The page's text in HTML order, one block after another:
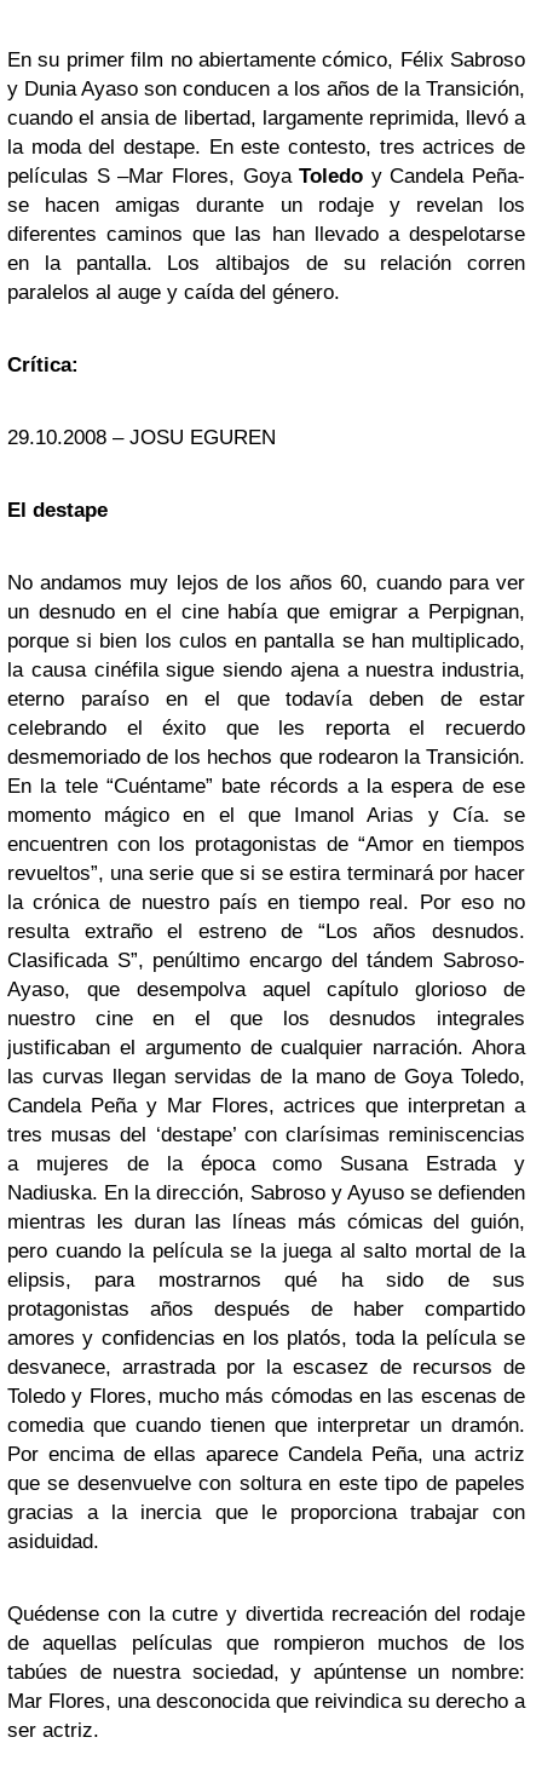
En su primer film no abiertamente cómico, Félix Sabroso
y Dunia Ayaso son conducen a los años de la Transición,
cuando el ansia de libertad, largamente reprimida, llevó a
la moda del destape. En este contesto, tres actrices de
películas S –Mar Flores, GoyaToledo y Candela Peña-
se hacen amigas durante un rodaje y revelan los
diferentes caminos que las han llevado a despelotarse
en la pantalla. Los altibajos de su relación corren
paralelos al auge y caída del género.
Crítica:
29.10.2008 – JOSU EGUREN
El destape
No andamos muy lejos de los años 60, cuando para ver
un desnudo en el cine había que emigrar a Perpignan,
porque si bien los culos en pantalla se han multiplicado,
la causa cinéfila sigue siendo ajena a nuestra industria,
eterno paraíso en el que todavía deben de estar
celebrando el éxito que les reporta el recuerdo
desmemoriado de los hechos que rodearon la Transición.
En la tele “Cuéntame” bate récords a la espera de ese
momento mágico en el que Imanol Arias y Cía. se
encuentren con los protagonistas de “Amor en tiempos
revueltos”, una serie que si se estira terminará por hacer
la crónica de nuestro país en tiempo real. Por eso no
resulta extraño el estreno de “Los años desnudos.
Clasificada S”, penúltimo encargo del tándem Sabroso-
Ayaso, que desempolva aquel capítulo glorioso de
nuestro cine en el que los desnudos integrales
justificaban el argumento de cualquier narración. Ahora
las curvas llegan servidas de la mano de Goya Toledo,
Candela Peña y Mar Flores, actrices que interpretan a
tres musas del ‘destape’ con clarísimas reminiscencias
a mujeres de la época como Susana Estrada y
Nadiuska. En la dirección, Sabroso y Ayuso se defienden
mientras les duran las líneas más cómicas del guión,
pero cuando la película se la juega al salto mortal de la
elipsis, para mostrarnos qué ha sido de sus
protagonistas años después de haber compartido
amores y confidencias en los platós, toda la película se
desvanece, arrastrada por la escasez de recursos de
Toledo y Flores, mucho más cómodas en las escenas de
comedia que cuando tienen que interpretar un dramón.
Por encima de ellas aparece Candela Peña, una actriz
que se desenvuelve con soltura en este tipo de papeles
gracias a la inercia que le proporciona trabajar con
asiduidad.
Quédense con la cutre y divertida recreación del rodaje
de aquellas películas que rompieron muchos de los
tabúes de nuestra sociedad, y apúntense un nombre:
Mar Flores, una desconocida que reivindica su derecho a
ser actriz.